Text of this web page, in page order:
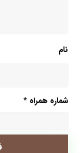
نام
شماره همراه *